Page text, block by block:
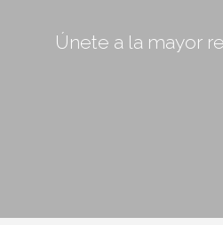
Únete a la mayor